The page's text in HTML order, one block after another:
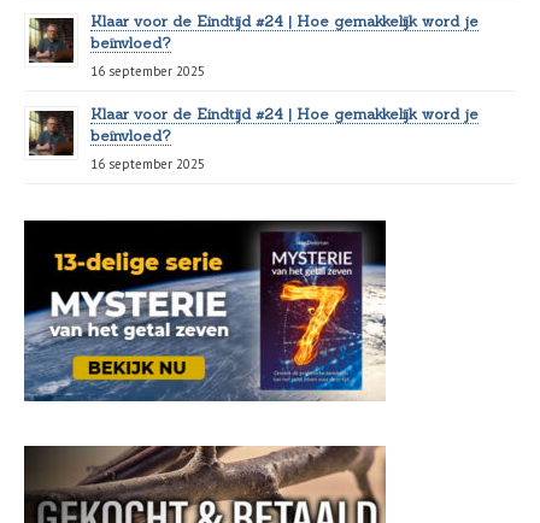
Klaar voor de Eindtijd #24 | Hoe gemakkelijk word je
beïnvloed?
16 september 2025
Klaar voor de Eindtijd #24 | Hoe gemakkelijk word je
beïnvloed?
16 september 2025